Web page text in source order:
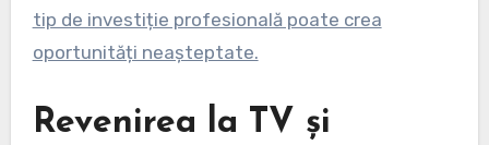
tip de investiție profesională poate crea
oportunități neașteptate.
Revenirea la TV și